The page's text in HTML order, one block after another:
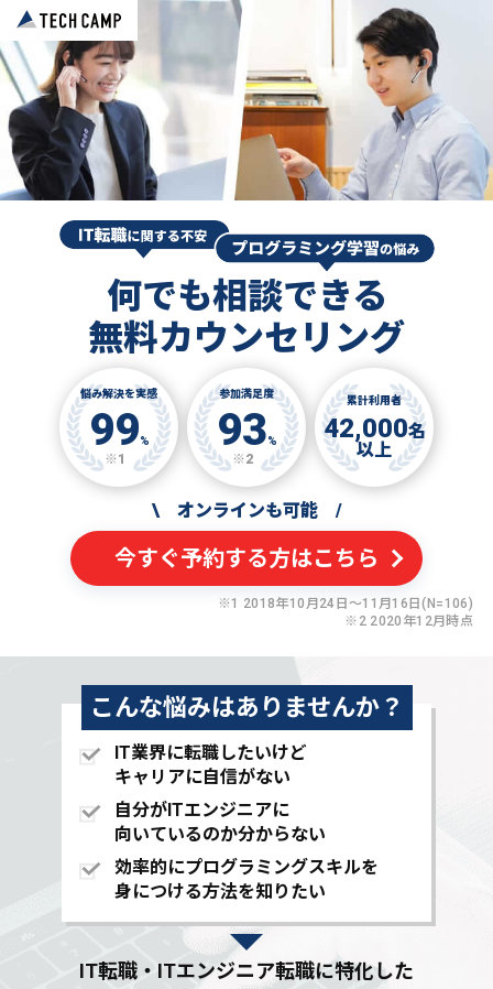
何でも相談できる
無料カウンセリング
悩み解決を実感
99%
※1
参加満足度
93%
※2
累計利用者
42,000名
以上
\ オンラインも可能 /
今すぐ予約する方はこちら
※1 2018年10月24日〜11月16日(N=106)
※2 2020年12月時点
こんな悩みはありませんか？
IT業界に転職したいけど
キャリアに自信がない
自分がITエンジニアに
向いているのか分からない
効率的にプログラミングスキルを
身につける方法を知りたい
IT転職・ITエンジニア転職に特化した